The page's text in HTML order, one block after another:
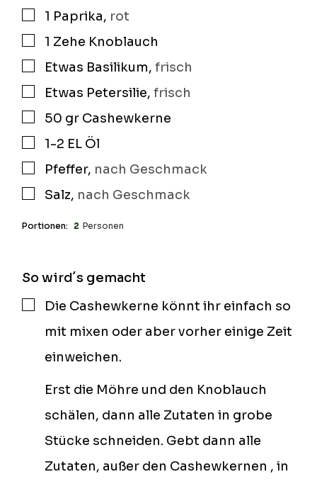
▢
1 Paprika, rot
▢
1 Zehe Knoblauch
▢
Etwas Basilikum,frisch
▢
Etwas Petersilie,frisch
▢
50 gr Cashewkerne
▢
1-2 EL Öl
▢
Pfeffer, nach Geschmack
▢
Salz, nach Geschmack
Portionen: 2 Personen
So wird´s gemacht
▢
Die Cashewkerne könnt ihr einfach so
mit mixen oder aber vorher einige Zeit
einweichen.
Erst die Möhre und den Knoblauch
schälen, dann alle Zutaten in grobe
Stücke schneiden. Gebt dann alle
Zutaten, außer den Cashewkernen , in